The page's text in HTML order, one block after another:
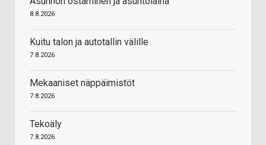
8.8.2026
Kuitu talon ja autotallin välille
7.8.2026
Mekaaniset näppäimistöt
7.8.2026
Tekoäly
7.8.2026